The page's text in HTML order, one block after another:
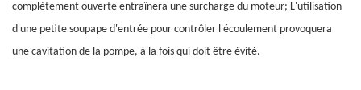
complètement ouverte entraînera une surcharge du moteur; L'utilisation
d'une petite soupape d'entrée pour contrôler l'écoulement provoquera
une cavitation de la pompe, à la fois qui doit être évité.